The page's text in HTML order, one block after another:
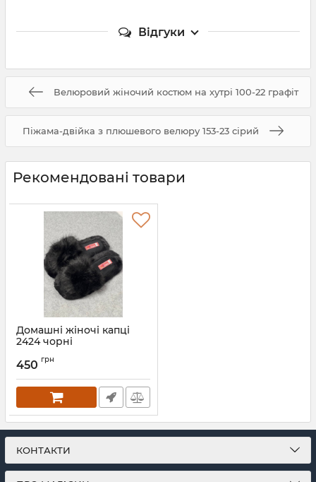
Відгуки
Велюровий жіночий костюм на хутрі 100-22 графіт
Піжама-двійка з плюшевого велюру 153-23 сірий
Рекомендовані товари
Домашні жіночі капці
2424 чорні
450 грн
КОНТАКТИ